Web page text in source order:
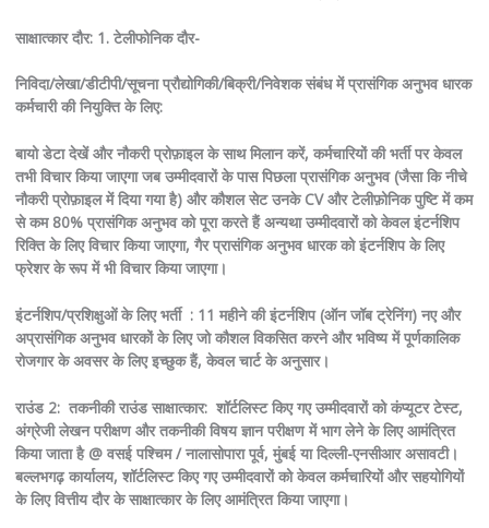
साक्षात्कार दौर: 1. टेलीफोनिक दौर-
निविदा/लेखा/डीटीपी/सूचना प्रौद्योगिकी/बिक्री/निवेशक संबंध में प्रासंगिक अनुभव धारक
कर्मचारी की नियुक्ति के लिए:
बायो डेटा देखें और नौकरी प्रोफ़ाइल के साथ मिलान करें, कर्मचारियों की भर्ती पर केवल
तभी विचार किया जाएगा जब उम्मीदवारों के पास पिछला प्रासंगिक अनुभव (जैसा कि नीचे
नौकरी प्रोफ़ाइल में दिया गया है) और कौशल सेट उनके CV और टेलीफ़ोनिक पुष्टि में कम
से कम 80% प्रासंगिक अनुभव को पूरा करते हैं अन्यथा उम्मीदवारों को केवल इंटर्नशिप
रिक्ति के लिए विचार किया जाएगा, गैर प्रासंगिक अनुभव धारक को इंटर्नशिप के लिए
फ्रेशर के रूप में भी विचार किया जाएगा।
इंटर्नशिप/प्रशिक्षुओं के लिए भर्ती : 11 महीने की इंटर्नशिप (ऑन जॉब ट्रेनिंग) नए और
अप्रासंगिक अनुभव धारकों के लिए जो कौशल विकसित करने और भविष्य में पूर्णकालिक
रोजगार के अवसर के लिए इच्छुक हैं, केवल चार्ट के अनुसार।
राउंड 2: तकनीकी राउंड साक्षात्कार: शॉर्टलिस्ट किए गए उम्मीदवारों को कंप्यूटर टेस्ट,
अंग्रेजी लेखन परीक्षण और तकनीकी विषय ज्ञान परीक्षण में भाग लेने के लिए आमंत्रित
किया जाता है @ वसई पश्चिम / नालासोपारा पूर्व, मुंबई या दिल्ली-एनसीआर असावटी।
बल्लभगढ़ कार्यालय, शॉर्टलिस्ट किए गए उम्मीदवारों को केवल कर्मचारियों और सहयोगियों
के लिए वित्तीय दौर के साक्षात्कार के लिए आमंत्रित किया जाएगा।